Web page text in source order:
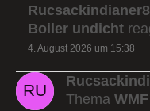
Boiler undicht
4. August 2026 um 15:38
Thema